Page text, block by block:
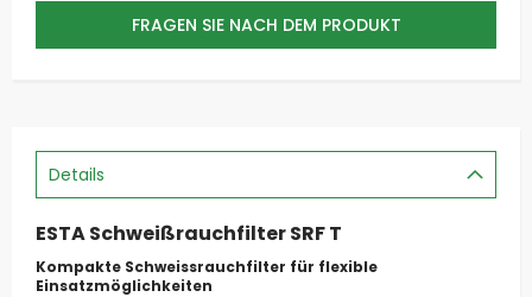
FRAGEN SIE NACH DEM PRODUKT
Details
ESTA Schweißrauchfilter SRF T
Kompakte Schweissrauchfilter für flexible
Einsatzmöglichkeiten